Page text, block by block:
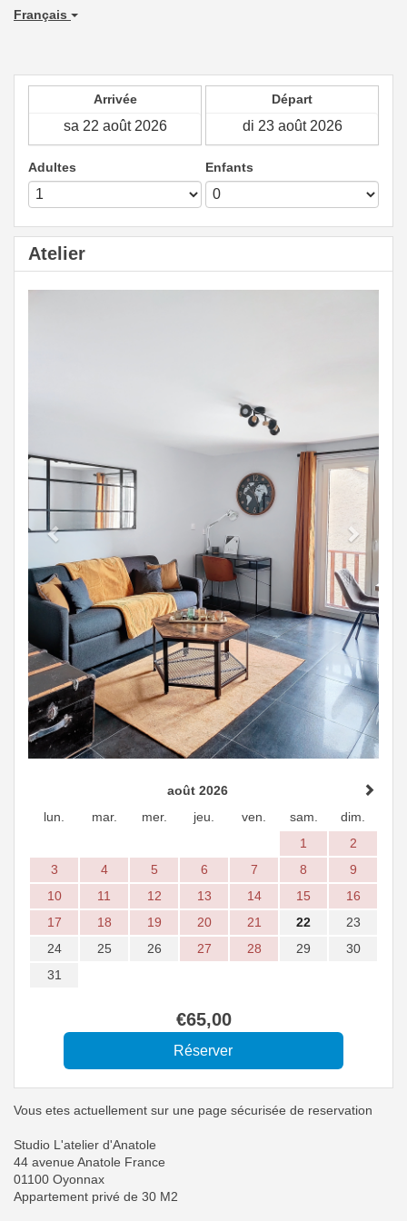
Français
Arrivée Départ
Adultes Enfants
Atelier
août 2026
lun.
mar. mer. jeu. ven. sam.
dim.
1
2
3
4 5 6 7 8
9
10
11 12 13 14 15
16
17
18 19 20 21 22
23
24
25 26 27 28 29
30
31
€65,00
Vous etes actuellement sur une page sécurisée de reservation
Studio L'atelier d'Anatole
44 avenue Anatole France
01100 Oyonnax
Appartement privé de 30 M2